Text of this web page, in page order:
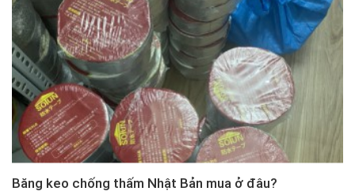
Băng keo chống thấm Nhật Bản mua ở đâu?